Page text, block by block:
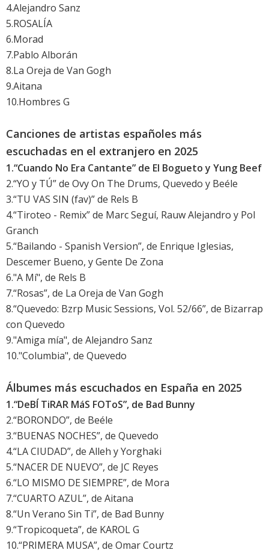
4.Alejandro Sanz
5.ROSALÍA
6.Morad
7.Pablo Alborán
8.La Oreja de Van Gogh
9.Aitana
10.Hombres G
Canciones de artistas españoles más
escuchadas en el extranjero en 2025
1.“Cuando No Era Cantante” de El Bogueto y Yung Beef
2.“YO y TÚ” de Ovy On The Drums, Quevedo y Beéle
3.“TU VAS SIN (fav)” de Rels B
4.“Tiroteo - Remix” de Marc Seguí, Rauw Alejandro y Pol
Granch
5.“Bailando - Spanish Version”, de Enrique Iglesias,
Descemer Bueno, y Gente De Zona
6."A Mí", de Rels B
7.“Rosas”, de La Oreja de Van Gogh
8.“Quevedo: Bzrp Music Sessions, Vol. 52/66”, de Bizarrap
con Quevedo
9."Amiga mía", de Alejandro Sanz
10."Columbia", de Quevedo
Álbumes más escuchados en España en 2025
1.“DeBÍ TiRAR MáS FOToS”, de Bad Bunny
2.“BORONDO”, de Beéle
3.“BUENAS NOCHES”, de Quevedo
4.“LA CIUDAD”, de Alleh y Yorghaki
5.“NACER DE NUEVO”, de JC Reyes
6.“LO MISMO DE SIEMPRE”, de Mora
7.“CUARTO AZUL”, de Aitana
8.“Un Verano Sin Ti”, de Bad Bunny
9.“Tropicoqueta”, de KAROL G
10.“PRIMERA MUSA”, de Omar Courtz